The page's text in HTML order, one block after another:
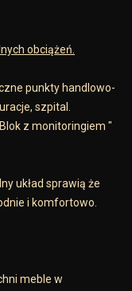
obciążeń.
punkty handlowo-
szpital.
z monitoringiem "
układ sprawią że
i komfortowo.
meble w